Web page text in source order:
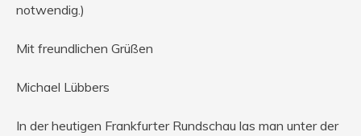
notwendig.)
Mit freundlichen Grüßen
Michael Lübbers
In der heutigen Frankfurter Rundschau las man unter der